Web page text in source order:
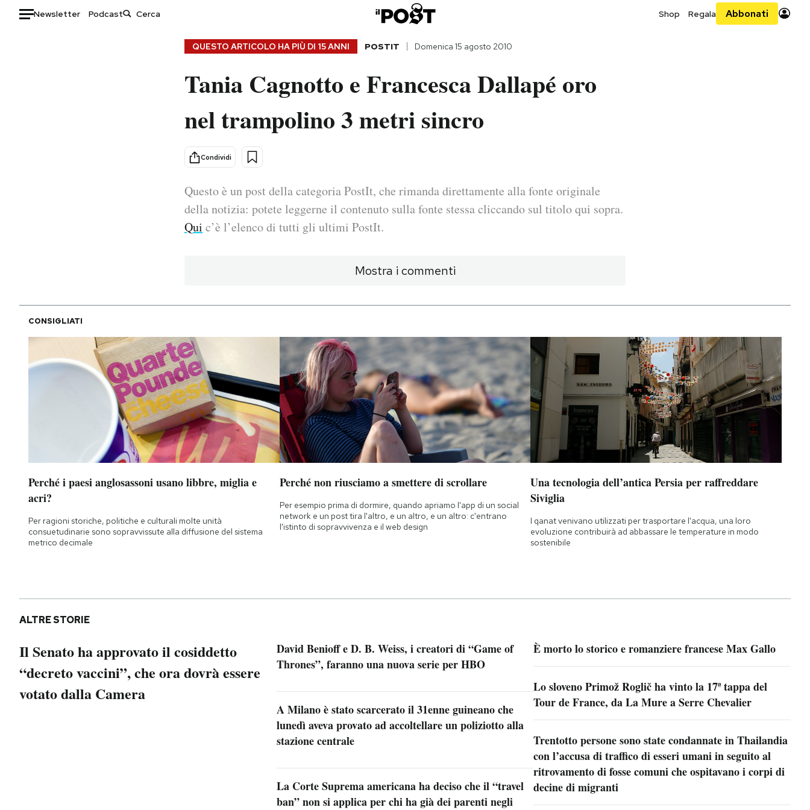
Newsletter Podcast Shop Regala Abbonati
Storie/Idee
Ok Boomer!
Altrecose
I MIEI PREFERITI
CALENDARIO
AREA PERSONALE
Area Personale
Newsletter
Esci
QUESTO ARTICOLO HA PIÙ DI 15 ANNI POSTIT Domenica 15 agosto 2010
Tania Cagnotto e Francesca Dallapé oro
nel trampolino 3 metri sincro
Condividi
Questo è un post della categoria PostIt, che rimanda direttamente alla fonte originale
della notizia: potete leggerne il contenuto sulla fonte stessa cliccando sul titolo qui sopra.
Qui c’è l’elenco di tutti gli ultimi PostIt.
Mostra i commenti
CONSIGLIATI
Perché i paesi anglosassoni usano libbre, miglia e
acri?
Per ragioni storiche, politiche e culturali molte unità
consuetudinarie sono sopravvissute alla diffusione del sistema
metrico decimale
Perché non riusciamo a smettere di scrollare
Per esempio prima di dormire, quando apriamo l'app di un social
network e un post tira l'altro, e un altro, e un altro: c'entrano
l'istinto di sopravvivenza e il web design
Una tecnologia dell’antica Persia per raffreddare
Siviglia
I qanat venivano utilizzati per trasportare l'acqua, una loro
evoluzione contribuirà ad abbassare le temperature in modo
sostenibile
ALTRE STORIE
Il Senato ha approvato il cosiddetto
“decreto vaccini”, che ora dovrà essere
votato dalla Camera
David Benioff e D. B. Weiss, i creatori di “Game of
Thrones”, faranno una nuova serie per HBO
A Milano è stato scarcerato il 31enne guineano che
lunedì aveva provato ad accoltellare un poliziotto alla
stazione centrale
La Corte Suprema americana ha deciso che il “travel
ban” non si applica per chi ha già dei parenti negli
È morto lo storico e romanziere francese Max Gallo
Lo sloveno Primož Roglič ha vinto la 17ª tappa del
Tour de France, da La Mure a Serre Chevalier
Trentotto persone sono state condannate in Thailandia
con l’accusa di traffico di esseri umani in seguito al
ritrovamento di fosse comuni che ospitavano i corpi di
decine di migranti